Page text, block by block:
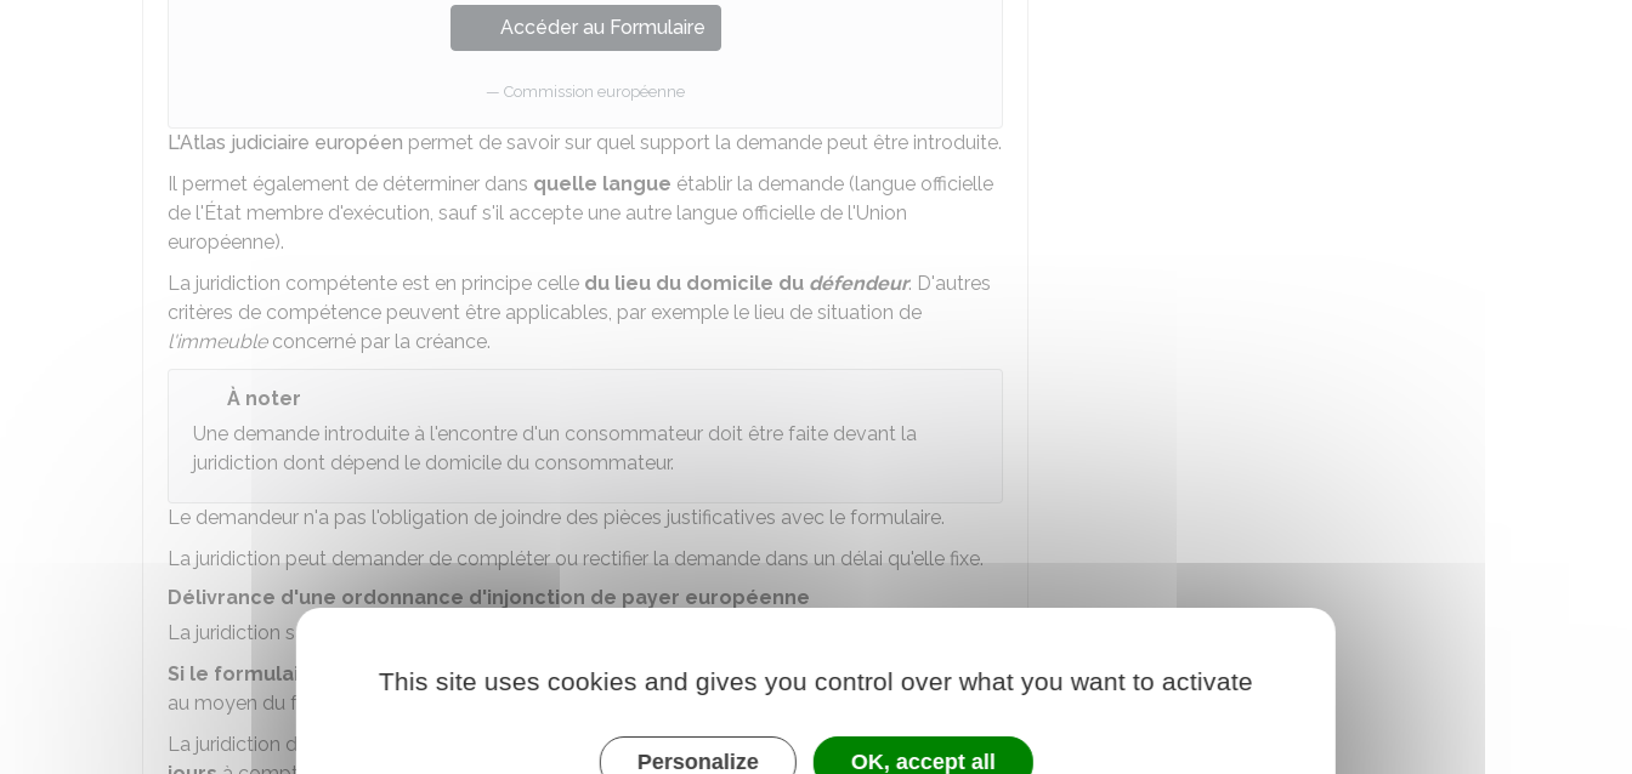
Accéder au Formulaire
Commission européenne
L'Atlas judiciaire européen permet de savoir sur quel support la demande peut être introduite.
Il permet également de déterminer dans quelle langue établir la demande (langue officielle
de l'État membre d'exécution, sauf s'il accepte une autre langue officielle de l'Union
européenne).
La juridiction compétente est en principe celle du lieu du domicile du défendeur. D'autres
critères de compétence peuvent être applicables, par exemple le lieu de situation de
l'immeubleconcerné par la créance.
À noter
Une demande introduite à l'encontre d'un consommateur doit être faite devant la
juridiction dont dépend le domicile du consommateur.
Le demandeur n'a pas l'obligation de joindre des pièces justificatives avec le formulaire.
La juridiction peut demander de compléter ou rectifier la demande dans un délai qu'elle fixe.
Délivrance d'une ordonnance d'injonction de payer européenne
La juridiction saisie examine la requête.
Si le formulaire A est correctement rempli, elle délivre l'injonction de payer européenne
au moyen du formulaire E.
La juridiction délivre l'injonction dans les meilleurs délais. En principe il s'agit d'un délai de30
This site uses cookies and gives you control over what you want to activate
Personalize OK, accept all